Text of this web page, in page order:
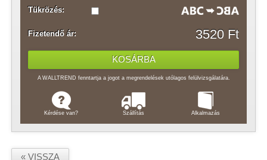
Tükrözés:
Fizetendő ár: 3520 Ft
A WALLTREND fenntartja a jogot a megrendelések utólagos felülvizsgálatára.
Kérdése van? Szállítás Alkalmazás
« VISSZA